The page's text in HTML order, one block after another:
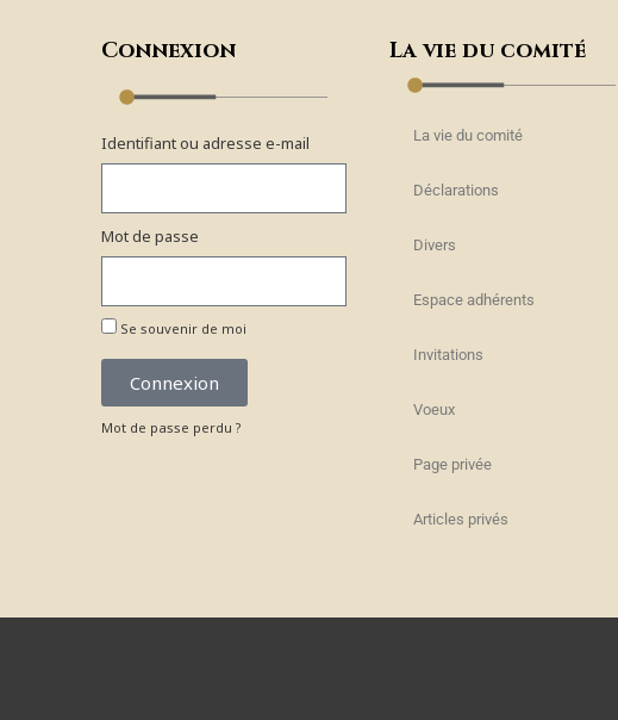
Connexion
Identifiant ou adresse e-mail
Mot de passe
Se souvenir de moi
Connexion
Mot de passe perdu ?
La vie du comité
La vie du comité
Déclarations
Divers
Espace adhérents
Invitations
Voeux
Page privée
Articles privés